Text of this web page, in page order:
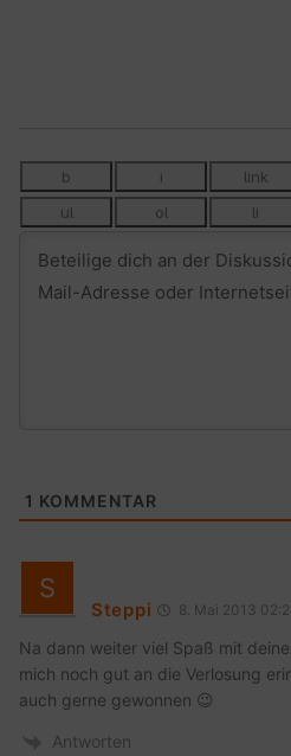
1 KOMMENTAR
Steppi 8. Mai 2013
Na dann weiter viel Spaß mit
mich noch gut an die Verlosung
auch gerne gewonnen 😉
Antworten